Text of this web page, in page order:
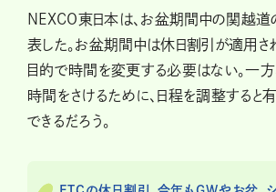
NEXCO東日本は、お盆期間中の関越
表した。お盆期間中は休日割引が適用さ
目的で時間を変更する必要はない。一
時間をさけるために、日程を調整すると
できるだろう。